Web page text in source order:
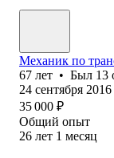
Механик по
67 лет • Был 13
24 сентября 2016
35 000 ₽
Общий опыт
26 лет 1 месяц